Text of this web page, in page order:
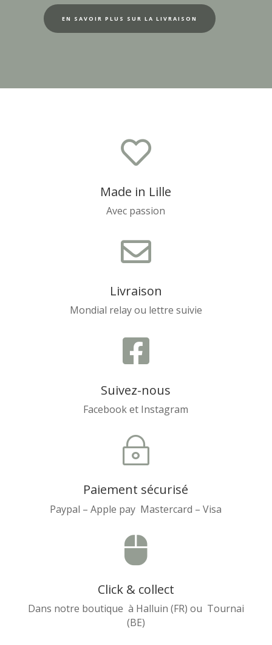
EN SAVOIR PLUS SUR LA LIVRAISON

Made in Lille
Avec passion

Livraison
Mondial relay ou lettre suivie

Suivez-nous
Facebook et Instagram
~
Paiement sécurisé
Paypal – Apple pay Mastercard – Visa

Click & collect
Dans notre boutique à Halluin (FR) ou Tournai
(BE)